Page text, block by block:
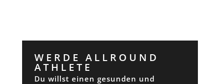
WERDE ALLROUND
ATHLETE
Du willst einen gesunden und